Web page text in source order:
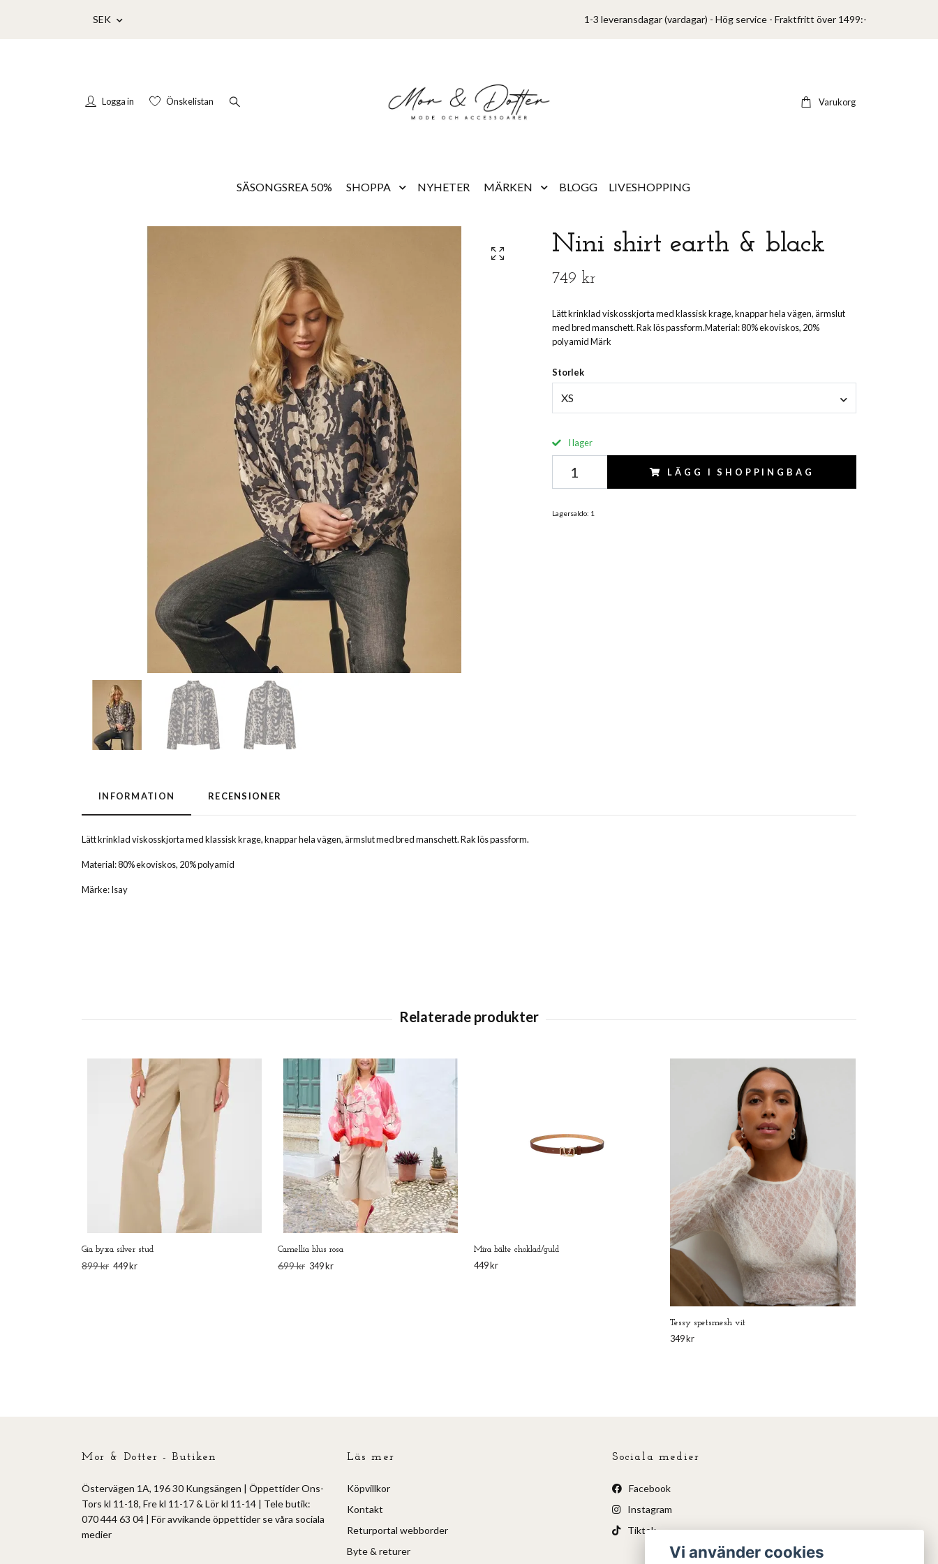
SEK 1-3 leveransdagar (vardagar) - Hög service - Fraktfritt över 1499:-
Logga in Önskelistan Varukorg
SÄSONGSREA 50% SHOPPA NYHETER MÄRKEN BLOGG LIVESHOPPING
Nini shirt earth & black
749 kr
Lätt krinklad viskosskjorta med klassisk krage, knappar hela vägen, ärmslut
med bred manschett. Rak lös passform.Material: 80% ekoviskos, 20%
polyamid Märk
Storlek
XS
I lager
LÄGG I SHOPPINGBAG
Lagersaldo: 1
INFORMATION RECENSIONER
Lätt krinklad viskosskjorta med klassisk krage, knappar hela vägen, ärmslut med bred manschett. Rak lös passform.
Material: 80% ekoviskos, 20% polyamid
Märke: Isay
Gia byxa silver stud
899 kr 449 kr
Camellia blus rosa
699 kr 349 kr
Mira bälte choklad/guld
449 kr
Tessy spetsmesh vit
349 kr
Mor & Dotter - Butiken
Östervägen 1A, 196 30 Kungsängen | Öppettider Ons-
Tors kl 11-18, Fre kl 11-17 & Lör kl 11-14 | Tele butik:
070 444 63 04 | För avvikande öppettider se våra sociala
medier
Läs mer
Köpvillkor
Kontakt
Returportal webborder
Byte & returer
Sociala medier
Facebook
Instagram
Tiktok
Vi använder cookies